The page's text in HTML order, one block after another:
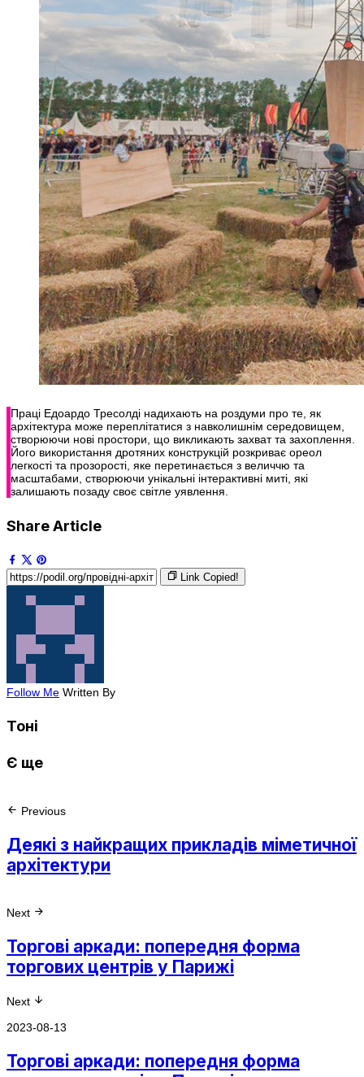
Праці Едоардо Тресолді надихають на роздуми про те, як
архітектура може переплітатися з навколишнім середовищем,
створюючи нові простори, що викликають захват та захоплення.
Його використання дротяних конструкцій розкриває ореол
легкості та прозорості, яке перетинається з величчю та
масштабами, створюючи унікальні інтерактивні миті, які
залишають позаду своє світле уявлення.
Share Article
Link Copied!
Follow Me Written By
Тоні
Є ще
Previous
Деякі з найкращих прикладів міметичної
архітектури
Next
Торгові аркади: попередня форма
торгових центрів у Парижі
Next
2023-08-13
Торгові аркади: попередня форма